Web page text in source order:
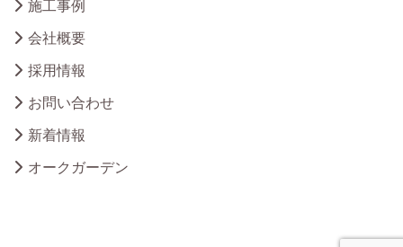
施工事例
会社概要
採用情報
お問い合わせ
新着情報
オークガーデン